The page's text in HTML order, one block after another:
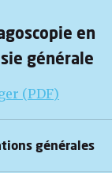
en
générale
(PDF)
générales